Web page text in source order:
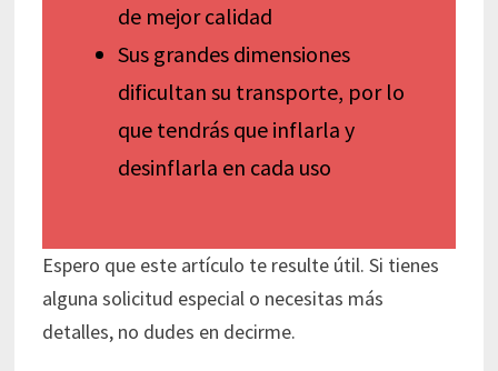
de mejor calidad
Sus grandes dimensiones
dificultan su transporte, por lo
que tendrás que inflarla y
desinflarla en cada uso
Espero que este artículo te resulte útil. Si tienes
alguna solicitud especial o necesitas más
detalles, no dudes en decirme.